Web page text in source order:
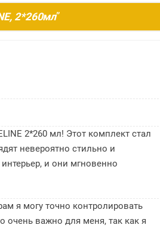
2*260мл”
2*260 мл! Этот комплект стал
невероятно стильно и
и они мгновенно
я могу точно контролировать
очень важно для меня, так как я